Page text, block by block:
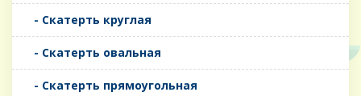
- Скатерть круглая
- Скатерть овальная
- Скатерть прямоугольная